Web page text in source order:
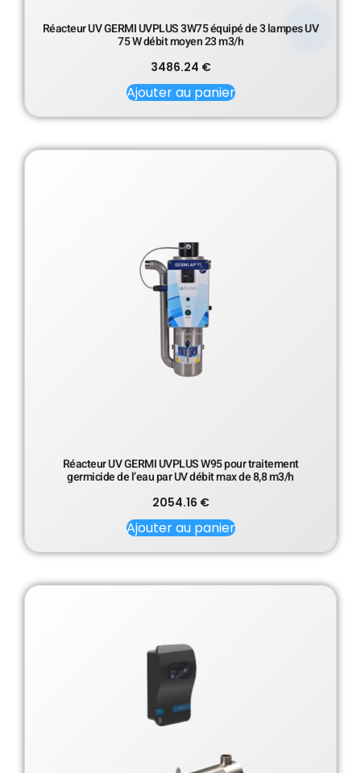
Réacteur UV GERMI UVPLUS 3W75 équipé de 3 lampes UV
75 W débit moyen 23 m3/h
3486.24 €
Ajouter au panier
Réacteur UV GERMI UVPLUS W95 pour traitement
germicide de l’eau par UV débit max de 8,8 m3/h
2054.16 €
Ajouter au panier